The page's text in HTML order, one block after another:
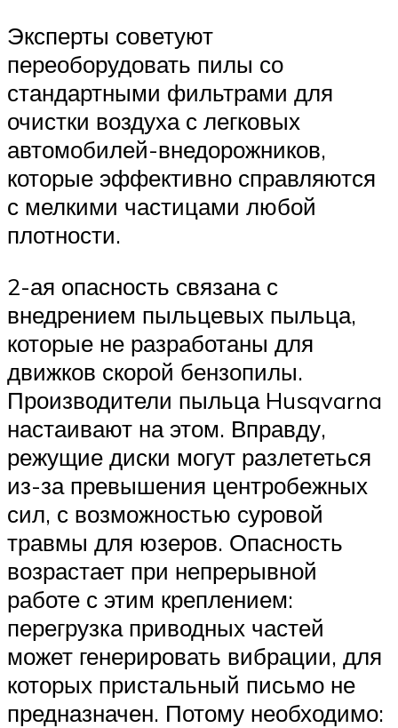
Эксперты советуют
переоборудовать пилы со
стандартными фильтрами для
очистки воздуха с легковых
автомобилей-внедорожников,
которые эффективно справляются
с мелкими частицами любой
плотности.
2-ая опасность связана с
внедрением пыльцевых пыльца,
которые не разработаны для
движков скорой бензопилы.
Производители пыльца Husqvarna
настаивают на этом. Вправду,
режущие диски могут разлететься
из-за превышения центробежных
сил, с возможностью суровой
травмы для юзеров. Опасность
возрастает при непрерывной
работе с этим креплением:
перегрузка приводных частей
может генерировать вибрации, для
которых пристальный письмо не
предназначен. Потому необходимо: